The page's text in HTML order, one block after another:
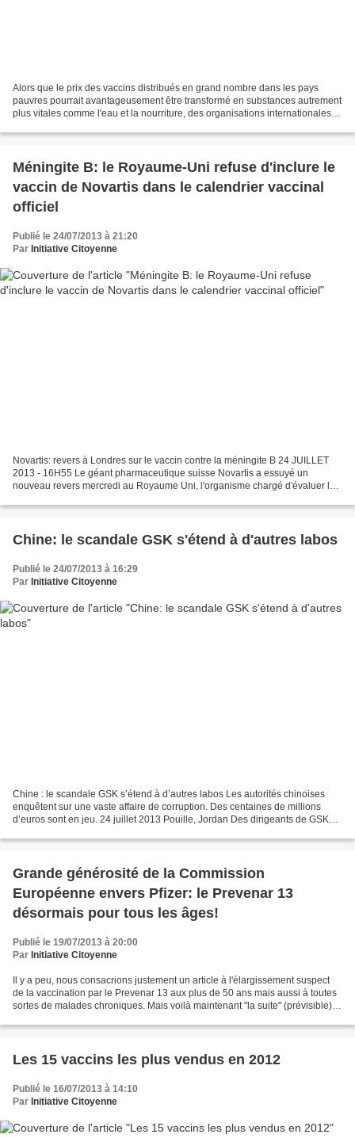
Alors que le prix des vaccins distribués en grand nombre dans les pays
pauvres pourrait avantageusement être transformé en substances autrement
plus vitales comme l'eau et la nourriture, des organisations internationales
Méningite B: le Royaume-Uni refuse d'inclure le
vaccin de Novartis dans le calendrier vaccinal
officiel
Publié le 24/07/2013 à 21:20
Par Initiative Citoyenne
Novartis: revers à Londres sur le vaccin contre la méningite B 24 JUILLET
2013 - 16H55 Le géant pharmaceutique suisse Novartis a essuyé un
nouveau revers mercredi au Royaume Uni, l'organisme chargé d'évaluer les
Chine: le scandale GSK s'étend à d'autres labos
Publié le 24/07/2013 à 16:29
Par Initiative Citoyenne
Chine : le scandale GSK s’étend à d’autres labos Les autorités chinoises
enquêtent sur une vaste affaire de corruption. Des centaines de millions
d’euros sont en jeu. 24 juillet 2013 Pouille, Jordan Des dirigeants de GSK
Grande générosité de la Commission
Européenne envers Pfizer: le Prevenar 13
désormais pour tous les âges!
Publié le 19/07/2013 à 20:00
Par Initiative Citoyenne
Il y a peu, nous consacrions justement un article à l'élargissement suspect
de la vaccination par le Prevenar 13 aux plus de 50 ans mais aussi à toutes
sortes de malades chroniques. Mais voilà maintenant "la suite" (prévisible)
Les 15 vaccins les plus vendus en 2012
Publié le 16/07/2013 à 14:10
Par Initiative Citoyenne